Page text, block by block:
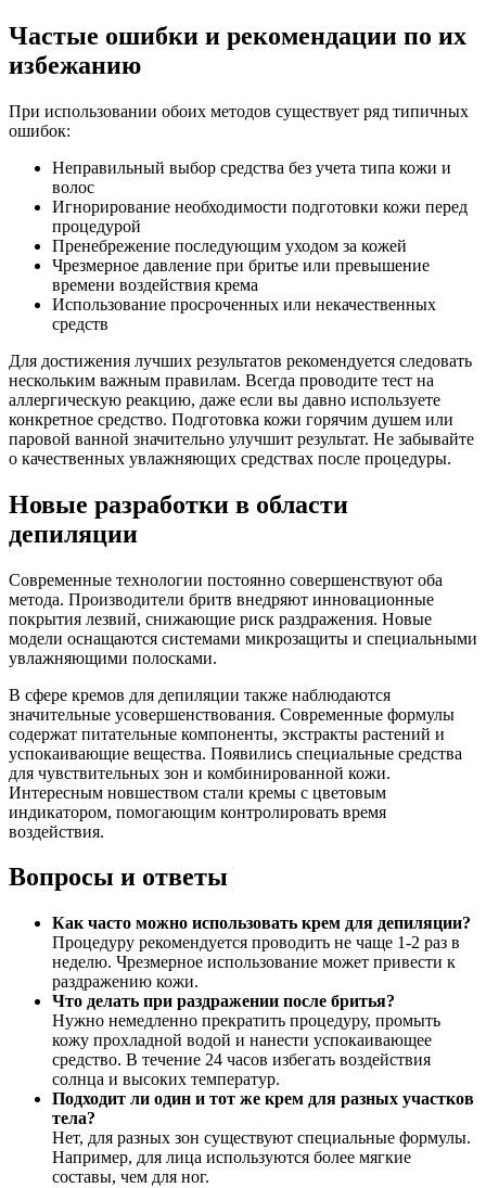
Частые ошибки и рекомендации по их
избежанию
При использовании обоих методов существует ряд типичных
ошибок:
Неправильный выбор средства без учета типа кожи и
волос
Игнорирование необходимости подготовки кожи перед
процедурой
Пренебрежение последующим уходом за кожей
Чрезмерное давление при бритье или превышение
времени воздействия крема
Использование просроченных или некачественных
средств
Для достижения лучших результатов рекомендуется следовать
нескольким важным правилам. Всегда проводите тест на
аллергическую реакцию, даже если вы давно используете
конкретное средство. Подготовка кожи горячим душем или
паровой ванной значительно улучшит результат. Не забывайте
о качественных увлажняющих средствах после процедуры.
Новые разработки в области
депиляции
Современные технологии постоянно совершенствуют оба
метода. Производители бритв внедряют инновационные
покрытия лезвий, снижающие риск раздражения. Новые
модели оснащаются системами микрозащиты и специальными
увлажняющими полосками.
В сфере кремов для депиляции также наблюдаются
значительные усовершенствования. Современные формулы
содержат питательные компоненты, экстракты растений и
успокаивающие вещества. Появились специальные средства
для чувствительных зон и комбинированной кожи.
Интересным новшеством стали кремы с цветовым
индикатором, помогающим контролировать время
воздействия.
Вопросы и ответы
Как часто можно использовать крем для депиляции?
Процедуру рекомендуется проводить не чаще 1-2 раз в
неделю. Чрезмерное использование может привести к
раздражению кожи.
Что делать при раздражении после бритья?
Нужно немедленно прекратить процедуру, промыть
кожу прохладной водой и нанести успокаивающее
средство. В течение 24 часов избегать воздействия
солнца и высоких температур.
Подходит ли один и тот же крем для разных участков
тела?
Нет, для разных зон существуют специальные формулы.
Например, для лица используются более мягкие
составы, чем для ног.